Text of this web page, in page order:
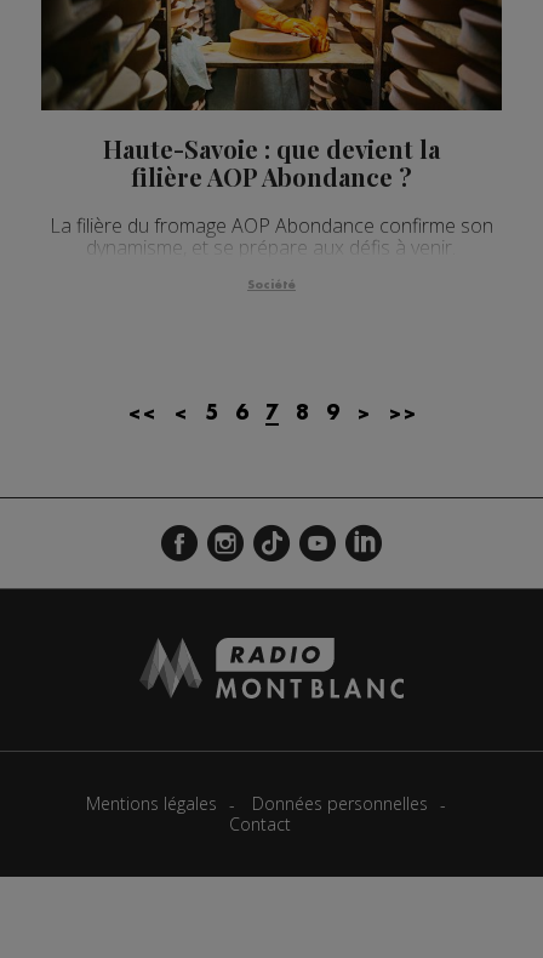
Haute-Savoie : que devient la
filière AOP Abondance ?
La filière du fromage AOP Abondance confirme son
dynamisme, et se prépare aux défis à venir.
Société
<< < 5 6 7 8 9 > >>
Mentions légales
Données personnelles
Contact